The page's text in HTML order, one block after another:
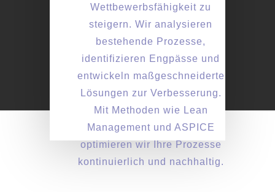
Wettbewerbsfähigkeit zu
steigern. Wir analysieren
bestehende Prozesse,
identifizieren Engpässe und
entwickeln maßgeschneiderte
Lösungen zur Verbesserung.
Mit Methoden wie Lean
Management und ASPICE
optimieren wir Ihre Prozesse
kontinuierlich und nachhaltig.